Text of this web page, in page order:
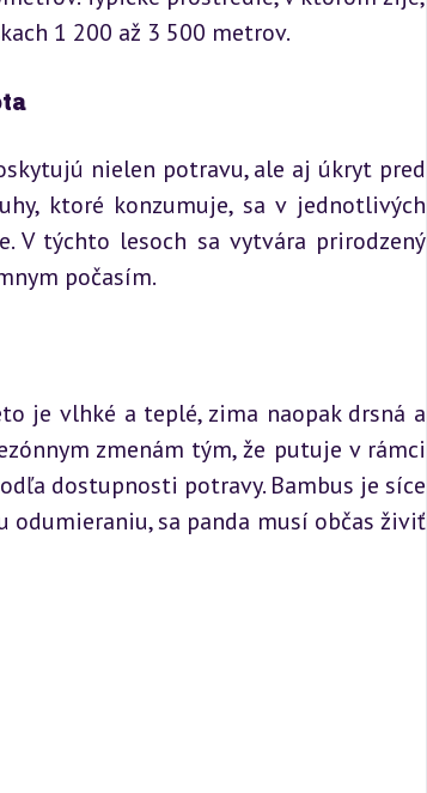
1 200 až 3 500 metrov.
nielen potravu, ale aj úkryt pred
ktoré konzumuje, sa v jednotlivých
V týchto lesoch sa vytvára prirodzený
počasím.
je vlhké a teplé, zima naopak drsná a
zmenám tým, že putuje v rámci
dostupnosti potravy. Bambus je síce
odumieraniu, sa panda musí občas živiť